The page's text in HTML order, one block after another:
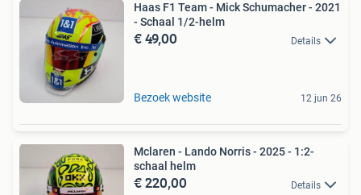
Haas F1 Team - Mick Schumacher - 2021
- Schaal 1/2-helm
€ 49,00 Details
Bezoek website 12 jun 26
Mclaren - Lando Norris - 2025 - 1:2-
schaal helm
€ 220,00 Details